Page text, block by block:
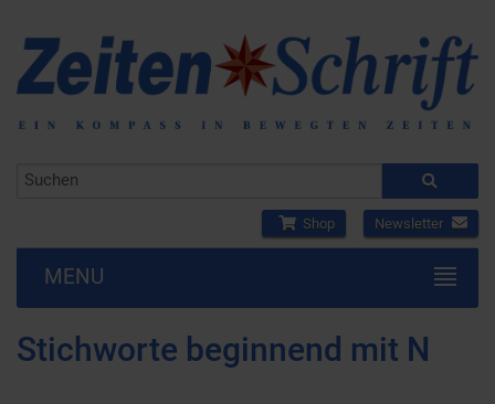
Shop Newsletter
MENU
Stichworte beginnend mit N